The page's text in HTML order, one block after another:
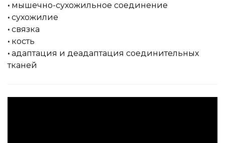
• мышечно-сухожильное соединение
• сухожилие
• связка
• кость
• адаптация и деадаптация соединительных
тканей